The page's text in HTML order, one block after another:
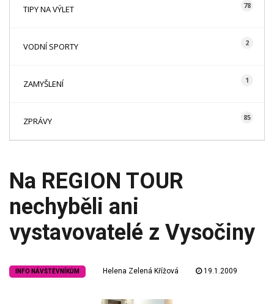
TIPY NA VÝLET 78
VODNÍ SPORTY 2
ZAMYŠLENÍ 1
ZPRÁVY 85
Na REGION TOUR
nechyběli ani
vystavovatelé z Vysočiny
INFO NÁVŠTĚVNÍKŮM Helena Zelená Křížová 19.1.2009